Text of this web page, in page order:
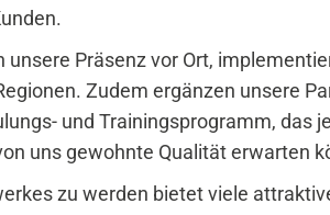
unsere Präsenz vor Ort,
Zudem ergänzen unsere
und Trainingsprogramm, das
uns gewohnte Qualität erwarten
zu werden bietet viele